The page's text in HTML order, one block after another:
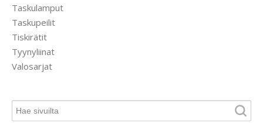
Taskulamput
Taskupeilit
Tiskirätit
Tyynyliinat
Valosarjat